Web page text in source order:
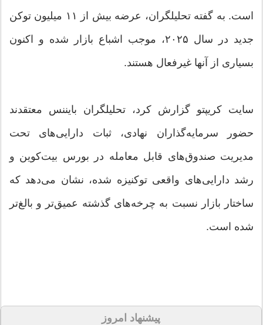
است. به گفته تحلیلگران، عرضه بیش از ۱۱ میلیون توکن
جدید در سال ۲۰۲۵، موجب اشباع بازار شده و اکنون
بسیاری از آنها غیرفعال‌ هستند.
سایت کریپتو گزارش کرد، تحلیلگران بایننس معتقدند
حضور سرمایه‌گذاران نهادی، ثبات دارایی‌های تحت
مدیریت صندوق‌های قابل معامله در بورس بیت‌کوین و
رشد دارایی‌های واقعی توکنیزه‌ شده، نشان می‌دهد که
ساختار بازار نسبت به چرخه‌های گذشته عمیق‌تر و بالغ‌تر
شده است.
پیشنهاد امروز